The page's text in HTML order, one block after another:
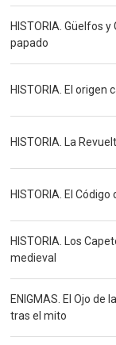
HISTORIA. Güelfos
papado
HISTORIA. El origen
HISTORIA. La
HISTORIA. El
HISTORIA. Los
medieval
ENIGMAS. El Ojo de
tras el mito